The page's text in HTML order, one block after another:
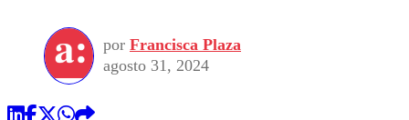
por Francisca Plaza
agosto 31, 2024